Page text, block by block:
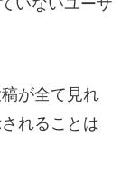
いないユーザ
が全て見れ
れることは